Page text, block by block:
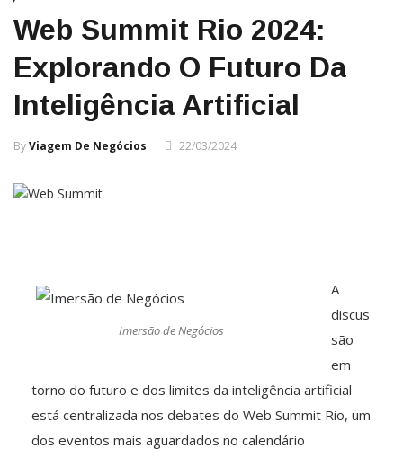
Web Summit Rio 2024:
Explorando O Futuro Da
Inteligência Artificial
ByViagem De Negócios 22/03/2024
Imersão de Negócios
A
discus
são
em
torno do futuro e dos limites da inteligência artificial
está centralizada nos debates do Web Summit Rio, um
dos eventos mais aguardados no calendário